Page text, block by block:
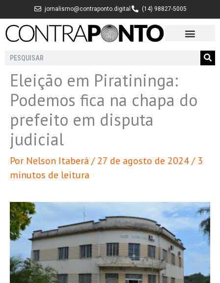
para
jornalismo@contraponto.digital (14) 98827-5005
Pesquisar
Eleição em Piratininga:
Podemos fica na chapa do
prefeito em disputa
judicial
Por Nelson Itaberá /27 de agosto de 2024/ 3
minutos de leitura